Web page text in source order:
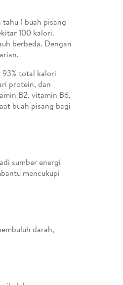
1 buah pisang
100 kalori.
berbeda. Dengan
93% total kalori
protein, dan
B2, vitamin B6,
buah pisang bagi
sumber energi
mencukupi
darah,